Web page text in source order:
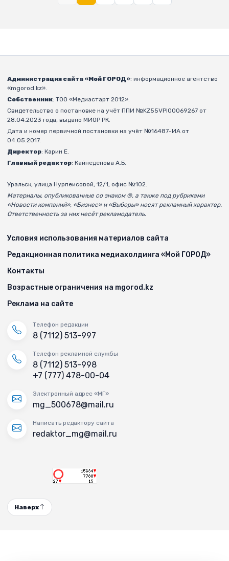
Администрация сайта «Мой ГОРОД»: информационное агентство
«mgorod.kz».
Собственник: ТОО «Медиастарт 2012».
Свидетельство о постановке на учёт ППИ №KZ55VPI00069267 от
28.04.2023 года, выдано МИОР РК.
Дата и номер первичной постановки на учёт №16487-ИА от
04.05.2017.
Директор: Карин Е.
Главный редактор: Кайнеденова А.Б.
Уральск, улица Нурпеисовой, 12/1, офис №102.
Материалы, опубликованные со знаком ®, а также под рубриками
«Новости компаний», «Бизнес» и «Выборы» носят рекламный характер.
Ответственность за них несёт рекламодатель.
Условия использования материалов сайта
Редакционная политика медиахолдинга «Мой ГОРОД»
Контакты
Возрастные ограничения на mgorod.kz
Реклама на сайте
Телефон редакции
8 (7112) 513-997
Телефон рекламной службы
8 (7112) 513-998
+7 (777) 478-00-04
Электронный адрес «МГ»
mg_500678@mail.ru
Написать редактору сайта
redaktor_mg@mail.ru
Наверх